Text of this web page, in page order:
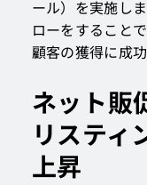
ール）を実施し
ローをすること
顧客の獲得に成
ネット販
リスティ
上昇